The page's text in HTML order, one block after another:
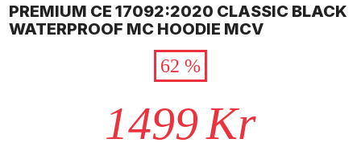
PREMIUM CE 17092:2020 CLASSIC BLACK
WATERPROOF MC HOODIE MCV
62 %
1499Kr